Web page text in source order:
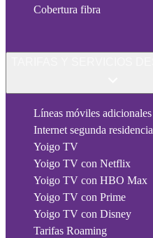
Cobertura fibra
Líneas móviles adicionales
Internet segunda residencia
Yoigo TV
Yoigo TV con Netflix
Yoigo TV con HBO Max
Yoigo TV con Prime
Yoigo TV con Disney
Tarifas Roaming